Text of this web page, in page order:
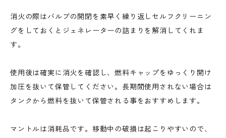
消火の際はバルブの開閉を素早く繰り返しセルフクリーニン
グをしておくとジェネレーターの詰まりを解消してくれま
す。
使用後は確実に消火を確認し、燃料キャップをゆっくり開け
加圧を抜いて保管してください。長期間使用されない場合は
タンクから燃料を抜いて保管される事をおすすめします。
マントルは消耗品です。移動中の破損は起こりやすいので、